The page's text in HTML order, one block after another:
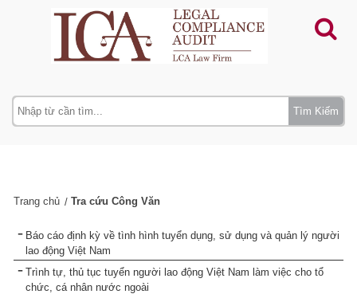
Tìm Kiếm
Trang chủ Tra cứu Công Văn
Báo cáo định kỳ về tình hình tuyển dụng, sử dụng và quản lý người
lao động Việt Nam
Trình tự, thủ tục tuyển người lao động Việt Nam làm việc cho tổ
chức, cá nhân nước ngoài